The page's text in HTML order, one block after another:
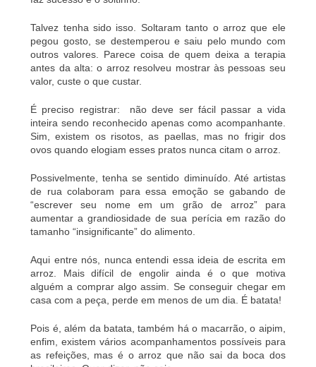
Talvez tenha sido isso. Soltaram tanto o arroz que ele
pegou gosto, se destemperou e saiu pelo mundo com
outros valores. Parece coisa de quem deixa a terapia
antes da alta: o arroz resolveu mostrar às pessoas seu
valor, custe o que custar.
É preciso registrar: não deve ser fácil passar a vida
inteira sendo reconhecido apenas como acompanhante.
Sim, existem os risotos, as paellas, mas no frigir dos
ovos quando elogiam esses pratos nunca citam o arroz.
Possivelmente, tenha se sentido diminuído. Até artistas
de rua colaboram para essa emoção se gabando de
“escrever seu nome em um grão de arroz” para
aumentar a grandiosidade de sua perícia em razão do
tamanho “insignificante” do alimento.
Aqui entre nós, nunca entendi essa ideia de escrita em
arroz. Mais difícil de engolir ainda é o que motiva
alguém a comprar algo assim. Se conseguir chegar em
casa com a peça, perde em menos de um dia. É batata!
Pois é, além da batata, também há o macarrão, o aipim,
enfim, existem vários acompanhamentos possíveis para
as refeições, mas é o arroz que não sai da boca dos